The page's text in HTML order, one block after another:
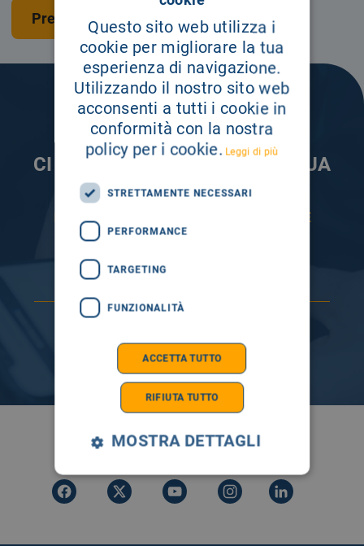
CI PRENDIAMO CURA DELLA TUA
INFORMAZIONE
ISCRIVITI AI NOSTRI CANALI PER RESTARE
SEMPRE AGGIORNATO
Prenota una visita
SEGUICI SU
Questo sito web utilizza i
cookie per migliorare la tua
esperienza di navigazione.
Utilizzando il nostro sito web
acconsenti a tutti i cookie in
conformità con la nostra
policy per i cookie. Leggi di più
STRETTAMENTE NECESSARI
PERFORMANCE
TARGETING
FUNZIONALITÀ
ACCETTA TUTTO
RIFIUTA TUTTO
MOSTRA DETTAGLI